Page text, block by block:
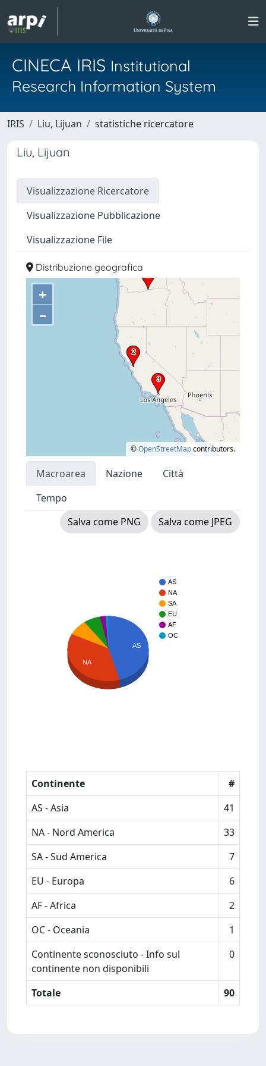
CINECA IRIS Institutional
Research Information System
IRIS Liu, Lijuan statistiche ricercatore
Liu, Lijuan
Visualizzazione Ricercatore
Visualizzazione Pubblicazione
Visualizzazione File
Distribuzione geografica
+
–
©OpenStreetMapcontributors.
Macroarea Nazione
Città
Tempo
Salva come PNG
Salva come JPEG
AS
NA
SA
EU
AF
OC
AS
NA
Continente
#
AS - Asia
41
NA - Nord America
33
SA - Sud America
7
EU - Europa
6
AF - Africa
2
OC - Oceania
1
Continente sconosciuto - Info sul
continente non disponibili
0
Totale 90